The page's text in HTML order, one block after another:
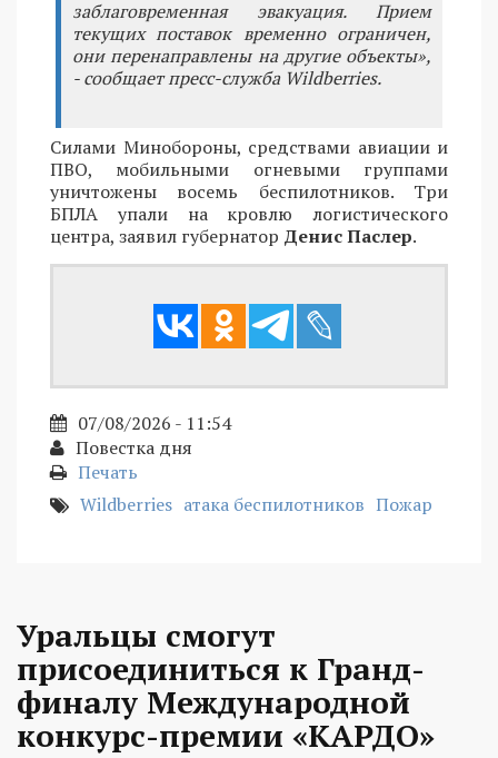
заблаговременная эвакуация. Прием
текущих поставок временно ограничен,
они перенаправлены на другие объекты»,
- сообщает пресс-служба Wildberries.
Силами Минобороны, средствами авиации и
ПВО, мобильными огневыми группами
уничтожены восемь беспилотников. Три
БПЛА упали на кровлю логистического
центра, заявил губернатор Денис Паслер.
07/08/2026 - 11:54
Повестка дня
Печать
Wildberries атака беспилотников Пожар
Уральцы смогут
присоединиться к Гранд-
финалу Международной
конкурс-премии «КАРДО»